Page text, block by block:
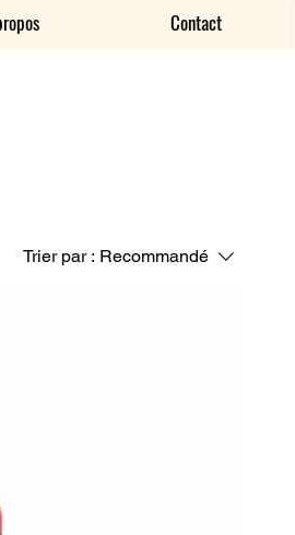
Contact
Trier par : Recommandé